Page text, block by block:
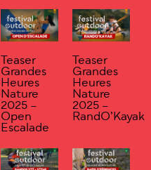
Teaser
Grandes
Heures
Nature
2025 –
Open
Escalade
Teaser
Grandes
Heures
Nature
2025 –
RandO’Kayak